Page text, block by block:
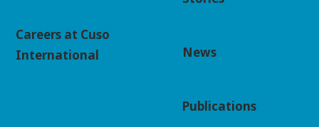
Careers at Cuso
International
News
Publications